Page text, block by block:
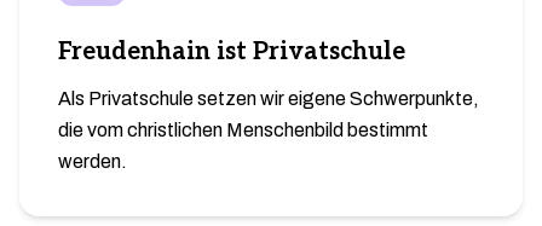
Freudenhain ist Privatschule
Als Privatschule setzen wir eigene Schwerpunkte,
die vom christlichen Menschenbild bestimmt
werden.